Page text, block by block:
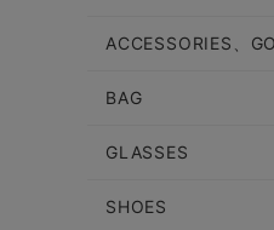
ACCESSORIES、
BAG
GLASSES
SHOES